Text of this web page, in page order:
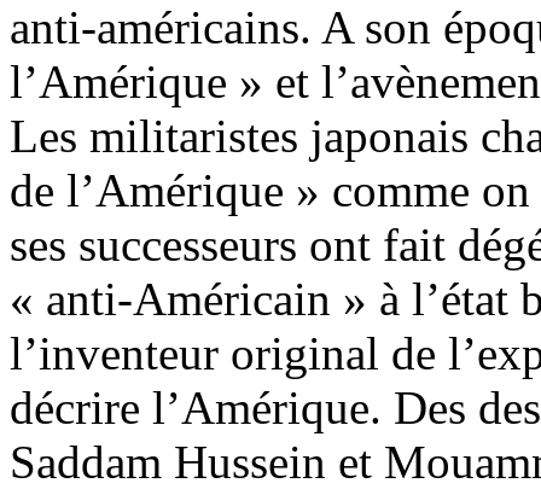
anti-américains. A son
l’Amérique » et
Les militaristes japonais
de l’Amérique » comme
ses successeurs ont fait
« anti-Américain » à l’état
l’inventeur original de
décrire l’Amérique. Des
Saddam Hussein et